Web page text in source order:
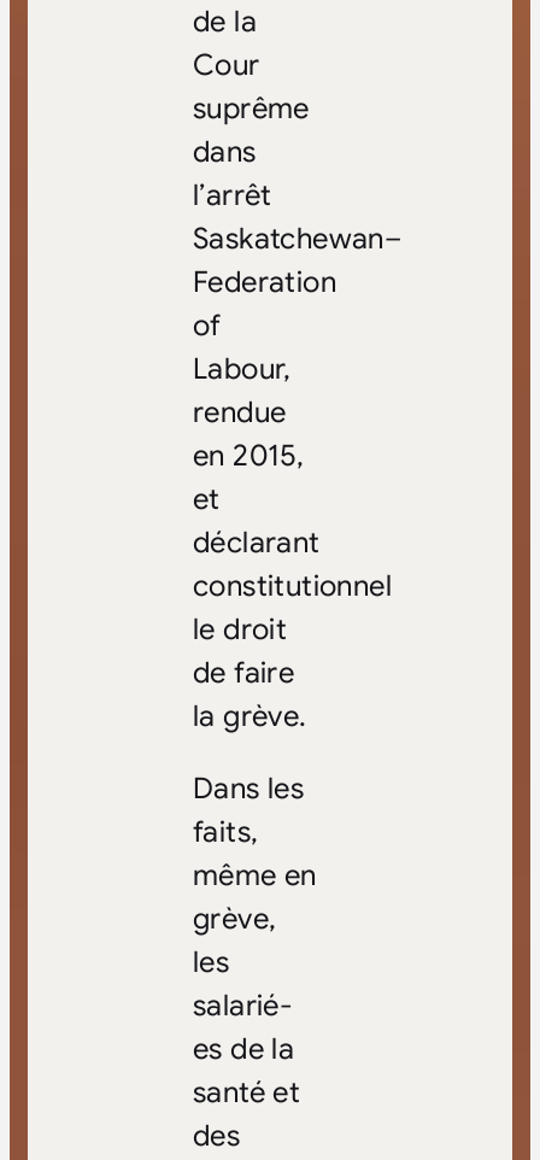
de la
Cour
suprême
dans
l’arrêt
Saskatchewan–
Federation
of
Labour,
rendue
en 2015,
et
déclarant
constitutionnel
le droit
de faire
la grève.
Dans les
faits,
même en
grève,
les
salarié-
es de la
santé et
des